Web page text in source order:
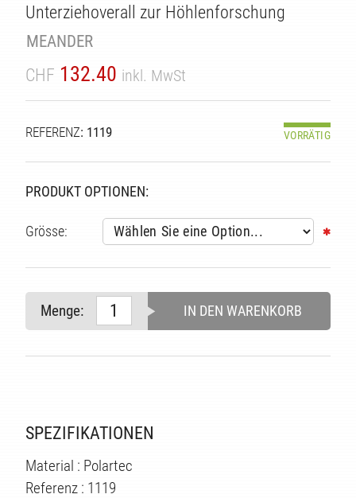
Unterziehoverall zur Höhlenforschung
MEANDER
CHF 132.40 inkl. MwSt
REFERENZ: 1119 VORRÄTIG
PRODUKT OPTIONEN:
Grösse:
Menge: IN DEN WARENKORB
SPEZIFIKATIONEN
Material : Polartec
Referenz : 1119